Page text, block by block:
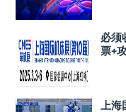
必须
票+
上